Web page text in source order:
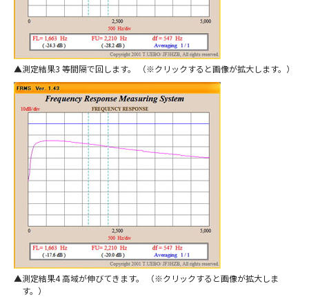
測定結果3 等間隔で回します。 （※クリックすると画像が拡大します。）
測定結果4 高域が伸びてきます。 （※クリックすると画像が拡大しま
す。）